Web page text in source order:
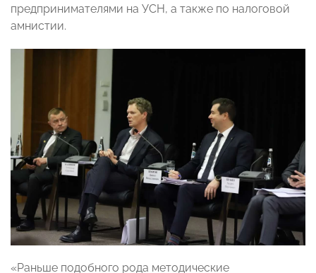
предпринимателями на УСН, а также по налоговой
амнистии.
«Раньше подобного рода методические